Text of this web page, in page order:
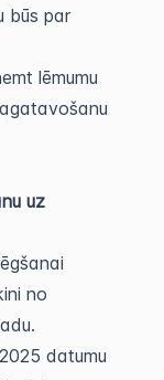
būs par
lēmumu
uz
no
datumu